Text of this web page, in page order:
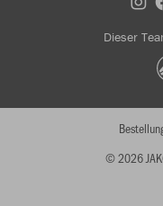
Dieser
© 2026